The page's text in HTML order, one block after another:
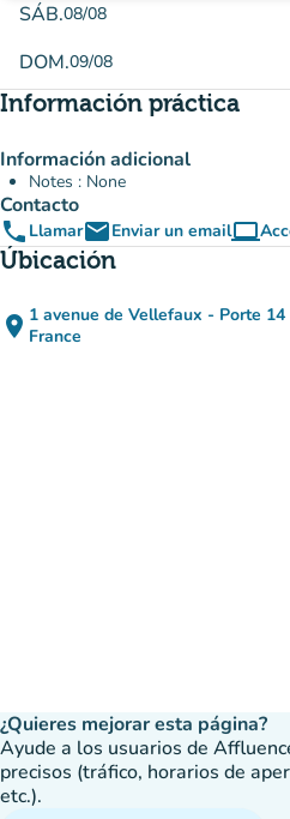
SÁB.08/08
DOM.09/08
Información práctica
Información adicional
Notes : None
Contacto
phone LlamaremailEnviar un emailcomputer
Úbicación
place 1 avenue de Vellefaux - Porte
France
¿Quieres mejorar esta página?
Ayude a los usuarios de
precisos (tráfico, horarios de
etc.).